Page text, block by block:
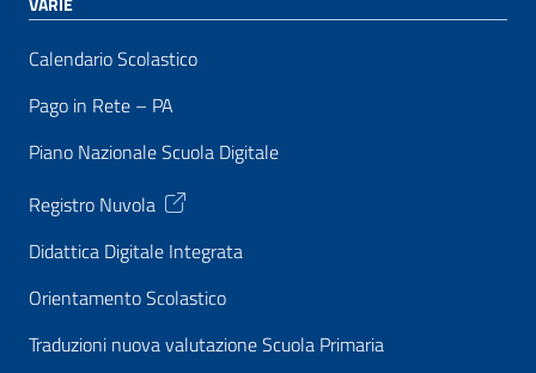
Calendario Scolastico
Pago in Rete – PA
Piano Nazionale Scuola Digitale
Registro Nuvola
Didattica Digitale Integrata
Orientamento Scolastico
Traduzioni nuova valutazione Scuola Primaria